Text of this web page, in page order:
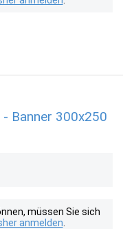
Banner 300x250
müssen Sie sich
anmelden